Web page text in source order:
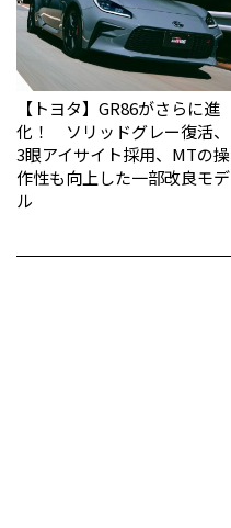
【トヨタ】GR86がさらに進
化！ ソリッドグレー復活、
3眼アイサイト採用、MTの操
作性も向上した一部改良モデ
ル